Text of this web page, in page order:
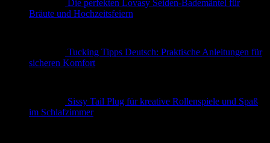
Die perfekten Lovasy Seiden-Bademäntel für
Bräute und Hochzeitsfeiern
Tucking Tipps Deutsch: Praktische Anleitungen für
sicheren Komfort
Sissy Tail Plug für kreative Rollenspiele und Spaß
im Schlafzimmer